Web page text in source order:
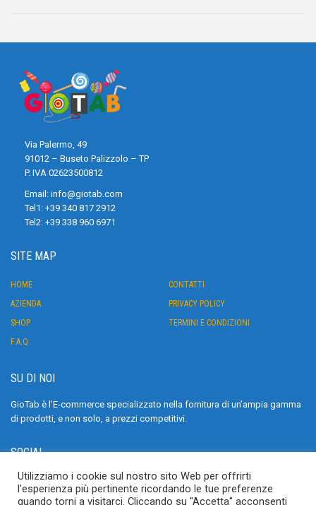
Via Palermo, 49
91012 – Buseto Palizzolo – TP
P. IVA 02623500812
Email: info@giotab.com
Tel1: +39 340 817 2912
Tel2: +39 338 960 6971
SITE MAP
HOME
AZIENDA
SHOP
F.A.Q.
CONTATTI
PRIVACY POLICY
TERMINI E CONDIZIONI
SU DI NOI
GioTab è l’E-commerce specializzato nella fornitura di un’ampia gamma
di prodotti, e non solo, a prezzi competitivi.
SOCIAL
>
Utilizziamo i cookie sul nostro sito Web per offrirti
l'esperienza più pertinente ricordando le tue preferenze
quando torni a visitarci. Cliccando su "Accetta" acconsenti